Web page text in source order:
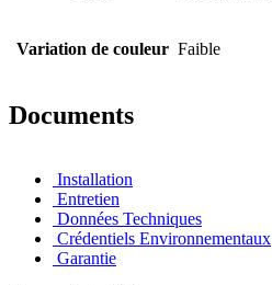
Variation de couleur Faible
Documents
Installation
Entretien
Données Techniques
Crédentiels Environnementaux
Garantie